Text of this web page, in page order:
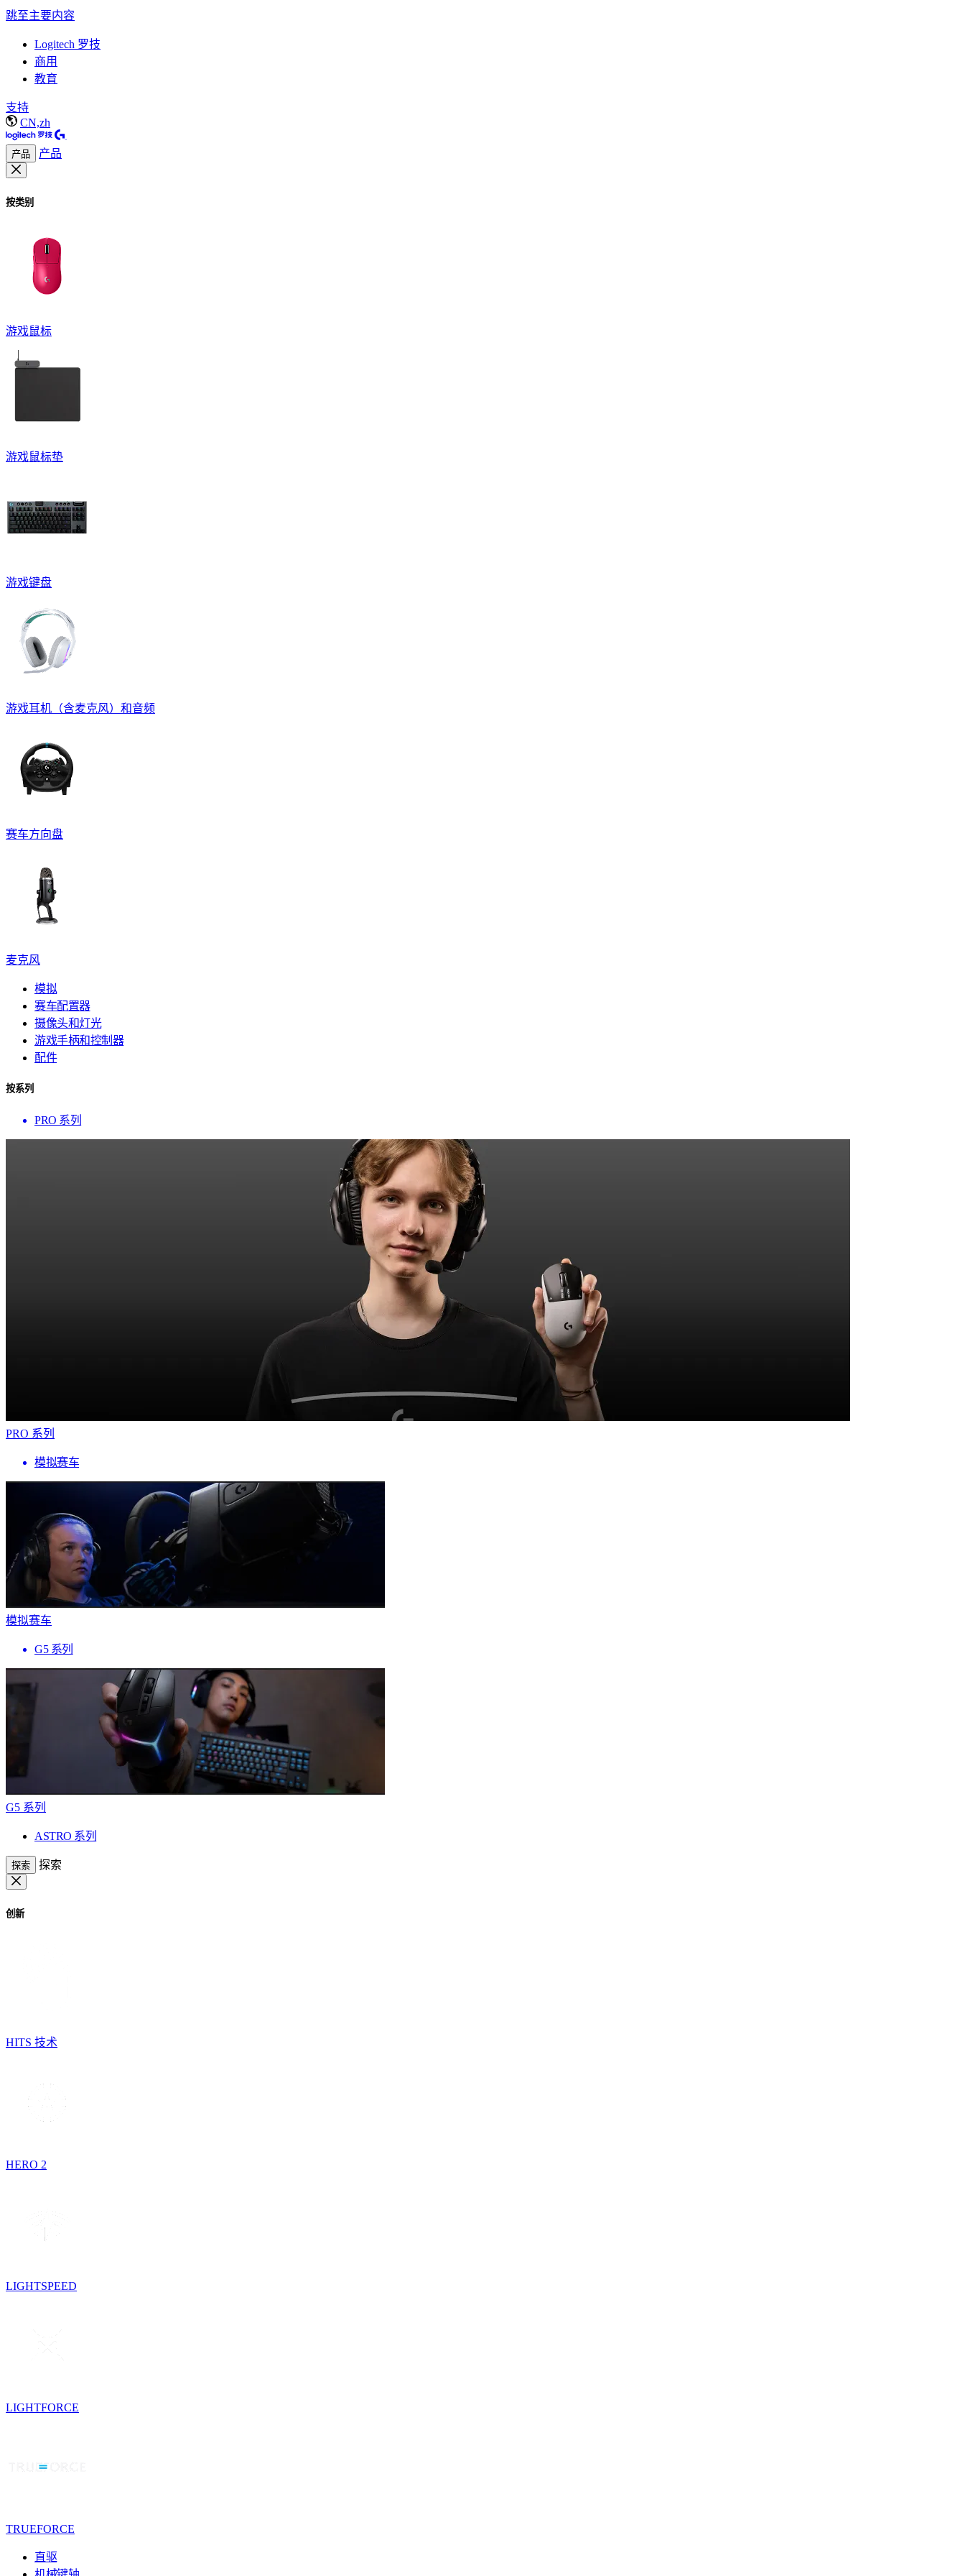
跳至主要内容
Logitech 罗技
商用
教育
支持
CN,zh
产品 产品
按类别
游戏鼠标
游戏鼠标垫
游戏键盘
游戏耳机（含麦克风）和音频
赛车方向盘
麦克风
模拟
赛车配置器
摄像头和灯光
游戏手柄和控制器
配件
按系列
PRO 系列
PRO 系列
模拟赛车
模拟赛车
G5 系列
G5 系列
ASTRO 系列
探索 探索
创新
HITS 技术
HERO 2
LIGHTSPEED
LIGHTFORCE
TRUEFORCE
直驱